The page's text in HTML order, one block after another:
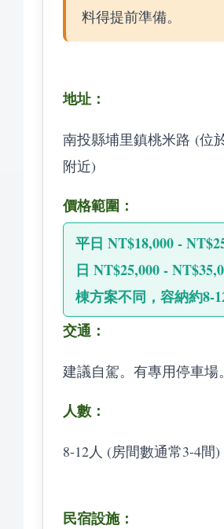
料得提前準備。
地址：
南投縣埔里鎮桃米路 (位
附近)
價格範圍：
平日 NT$18,000 -
日 NT$25,000 -
棟方案不同，容納約8-
交通：
建議自駕。有專用停車場。
人數：
8-12人 (房間數通常3-4間)
民宿設施：